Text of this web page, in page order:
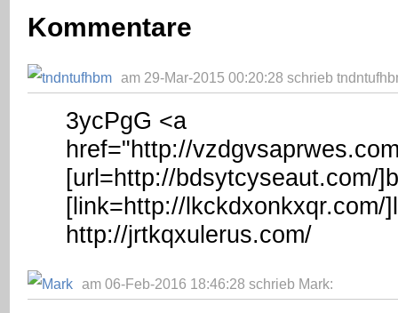
Kommentare
am 29-Mar-2015 00:20:28 schrieb
3ycPgG <a
href="http://
[url=http://bdsytcyseaut.com/
[link=http://lkckdxonkxqr.com/
http://jrtkqxulerus.com/
am 06-Feb-2016 18:46:28 schrieb Mark: